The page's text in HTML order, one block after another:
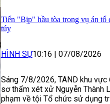
Tiến "Bịp" hầu tòa trong vụ án tổ
túy
HÌNH SỰ10:16 07/08/2026
Sáng 7/8/2026, TAND khu
sơ thẩm xét xử Nguyễn Thành
phạm về tội Tổ chức sử dụng